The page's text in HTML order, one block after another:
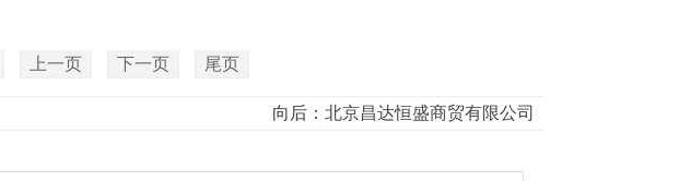
上一页 下一页 尾页
向后： 北京昌达恒盛商贸有限公司